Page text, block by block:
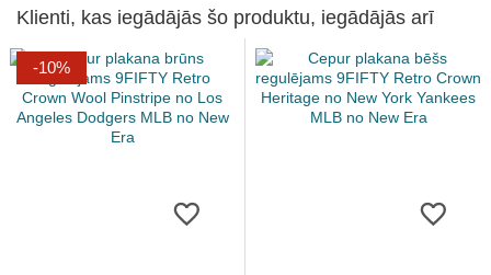
Klienti, kas iegādājās šo produktu, iegādājās arī
-10%